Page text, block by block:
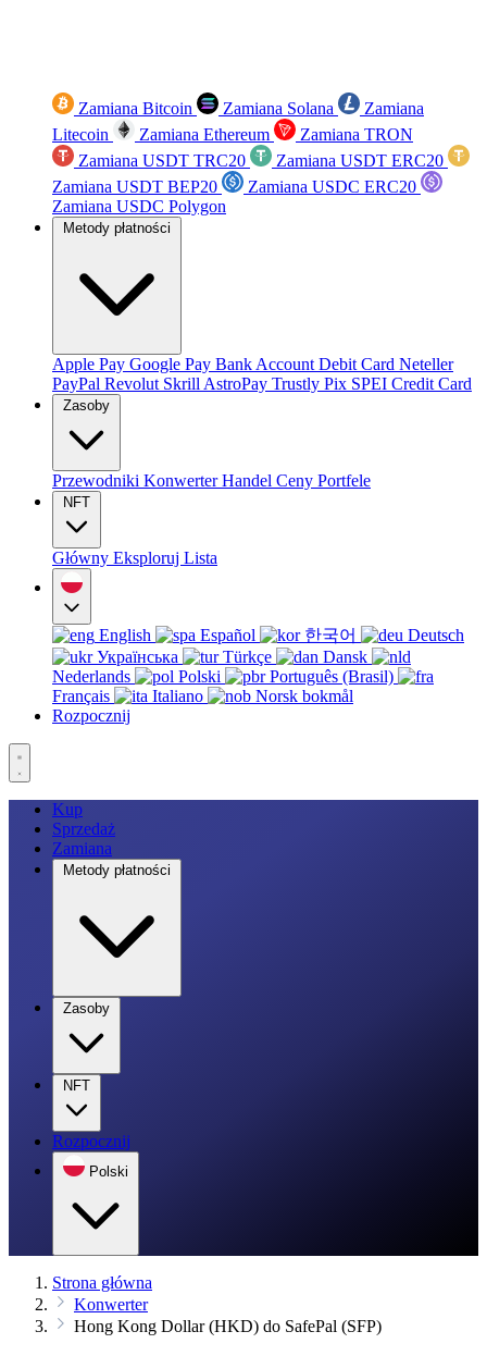
Zamiana Bitcoin Zamiana Solana
Zamiana
Litecoin
Zamiana Ethereum
Zamiana TRON
Zamiana USDT TRC20
Zamiana USDT ERC20
Zamiana USDT BEP20
Zamiana USDC ERC20
Zamiana USDC Polygon
Metody płatności
Apple Pay Google Pay Bank Account Debit Card Neteller
PayPal Revolut Skrill AstroPay Trustly Pix SPEI Credit Card
Zasoby
Przewodniki KonwerterHandel Ceny Portfele
NFT
Główny Eksploruj Lista
English Español 한국어
Deutsch
Українська
Türkçe
Dansk
Nederlands
Polski
Português (Brasil)
Français
Italiano
Norsk bokmål
Rozpocznij
Kup
Sprzedaż
Zamiana
Metody płatności
Zasoby
NFT
Rozpocznij
Polski
Strona główna
Konwerter
Hong Kong Dollar (HKD) do SafePal (SFP)